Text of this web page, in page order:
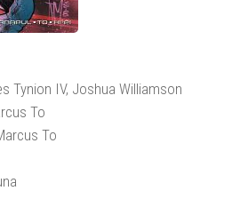
Tynion IV, Joshua Williamson
To
To